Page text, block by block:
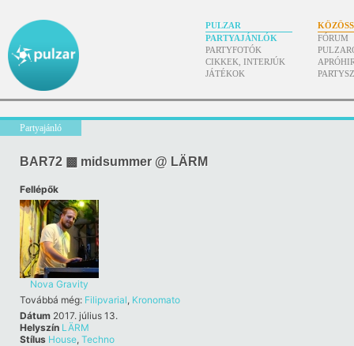
PULZAR
PARTYAJÁNLÓK
PARTYFOTÓK
CIKKEK, INTERJÚK
JÁTÉKOK
FÓRUM
Partyajánló
BAR72 ▩ midsummer @ LÄRM
Fellépők
Nova Gravity
Továbbá még: Filipvarial, Kronomato
Dátum 2017. július 13.
Helyszín LÄRM
Stílus House, Techno